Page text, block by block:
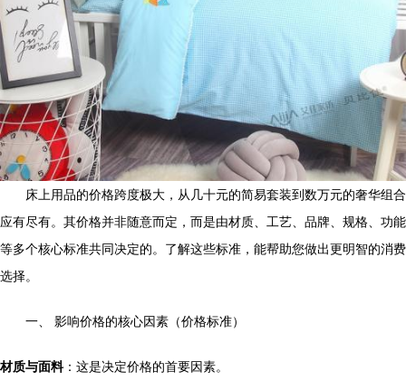
床上用品的价格跨度极大，从几十元的简易套装到数万元的奢华组合
应有尽有。其价格并非随意而定，而是由材质、工艺、品牌、规格、功能
等多个核心标准共同决定的。了解这些标准，能帮助您做出更明智的消费
选择。
一、 影响价格的核心因素（价格标准）
材质与面料：这是决定价格的首要因素。